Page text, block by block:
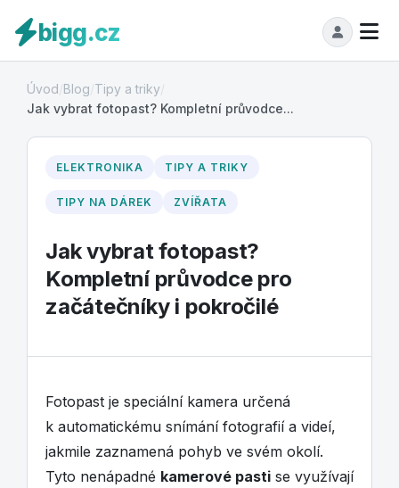
bigg.cz
Úvod Blog Tipy a triky
Jak vybrat fotopast? Kompletní průvodce...
ELEKTRONIKA TIPY A TRIKY
TIPY NA DÁREK ZVÍŘATA
Jak vybrat fotopast?
Kompletní průvodce pro
začátečníky i pokročilé
Fotopast je speciální kamera určená
k automatickému snímání fotografií a videí,
jakmile zaznamená pohyb ve svém okolí.
Tyto nenápadné kamerové pasti se využívají